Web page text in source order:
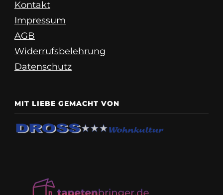
Kontakt
Impressum
AGB
Widerrufsbelehrung
Datenschutz
MIT LIEBE GEMACHT VON